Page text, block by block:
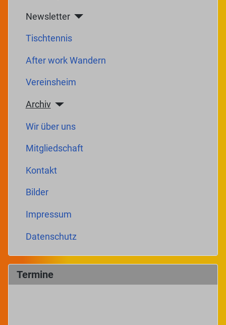
Newsletter
Tischtennis
After work Wandern
Vereinsheim
Archiv
Wir über uns
Mitgliedschaft
Kontakt
Bilder
Impressum
Datenschutz
Termine